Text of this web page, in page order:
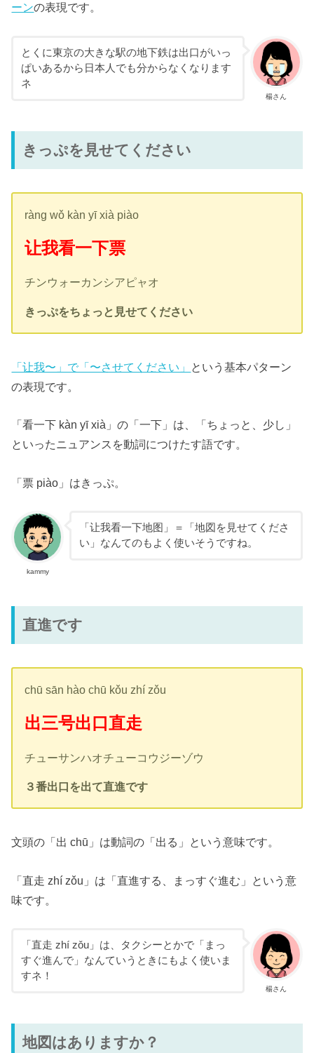
ーンの表現です。
楊さん
とくに東京の大きな駅の地下鉄は出口がいっ
ぱいあるから日本人でも分からなくなります
ネ
きっぷを見せてください
ràng wǒ kàn yī xià piào
让我看一下票
チンウォーカンシアピャオ
きっぷをちょっと見せてください
「让我〜」で「〜させてください」 という基本パターン
の表現です。
「看一下 kàn yī xià」の「一下」は、「ちょっと、少し」
といったニュアンスを動詞につけたす語です。
「票 piào」はきっぷ。
kammy
「让我看一下地图」＝「地図を見せてくださ
い」なんてのもよく使いそうですね。
直進です
chū sān hào chū kǒu zhí zǒu
出三号出口直走
チューサンハオチューコウジーゾウ
３番出口を出て直進です
文頭の「出 chū」は動詞の「出る」という意味です。
「直走 zhí zǒu」は「直進する、まっすぐ進む」という意
味です。
楊さん
「直走 zhí zǒu」は、タクシーとかで「まっ
すぐ進んで」なんていうときにもよく使いま
すネ！
地図はありますか？